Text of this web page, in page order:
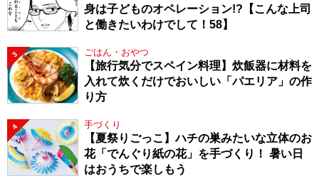
身は子どものオペレーション!?【こんな上司
と働きたいわけでして！58】
3 ごはん・おやつ
【旅行気分でスペイン料理】炊飯器に材料を
入れて炊くだけでおいしい「パエリア」の作
り方
4 手づくり
【夏祭りごっこ】ハチの巣みたいな立体のお
花「でんぐり紙の花」を手づくり！ 暑い日
はおうちで楽しもう